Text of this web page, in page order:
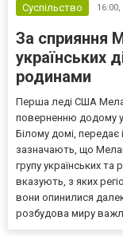
Суспільство 16:00,
За сприяння
українських
родинами
Перша леді США
поверненню додому
Білому домі, передає
зазначають, що
групу українських та
вказують, з яких
вони опинилися
розбудова миру